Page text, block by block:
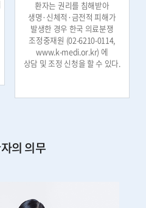
환자는 권리를 침해받아
생명·신체적·금전적 피해가
발생한 경우 한국 의료분쟁
조정중재원 (02-6210-0114,
www.k-medi.or.kr) 에
상담 및 조정 신청을 할 수 있다.
의 의무